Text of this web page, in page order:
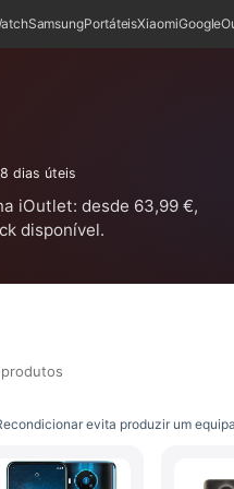
SamsungPortáteisXiaomiGoogle
dias úteis
iOutlet: desde 63,99 €,
disponível.
evita produzir um